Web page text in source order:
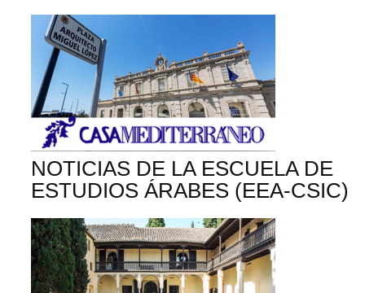
NOTICIAS DE LA ESCUELA DE
ESTUDIOS ÁRABES (EEA-CSIC)